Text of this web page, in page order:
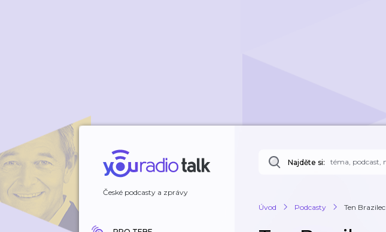
České podcasty a zprávy
Najděte si:
Úvod Podcasty Ten Brazilec